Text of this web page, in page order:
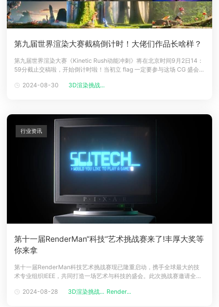
第九届世界渲染大赛截稿倒计时！大佬们作品长啥样？
第九届世界渲染大赛《Kinetic Rush动能冲刺》将在北京时间9月2日14：
59分截止交稿啦，开始倒计时啦！当初立 flag 一定要参与这场 CG 盛会的
助手陆续收到了超过一百份已经交卷的国人艺术家投稿，部分压制成动图
2024-08-30 3D渲染挑战...
第十一届RenderMan“科技”艺术挑战赛来了!丰厚大奖等
你来拿
第十一届RenderMan科技艺术挑战赛现已隆重启动，携手全球最大的技
术专业组织IEEE，共同打造一场艺术与科技的盛会。此次挑战赛邀请全球
合成等方面的专业技能，争夺包括戴尔移动Precision 5690工作站在内的
2024-08-28 3D渲染挑战... Render...
行业资讯